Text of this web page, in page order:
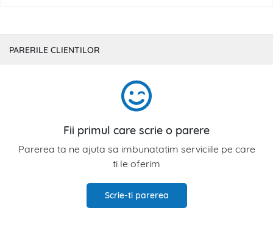
PARERILE CLIENTILOR
Fii primul care scrie o parere
Parerea ta ne ajuta sa imbunatatim serviciile pe care
ti le oferim
Scrie-ti parerea